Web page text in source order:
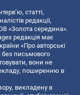
статті,
редакції,
«Золота середина».
редакція має
«Про авторські
без письмового
вони не
поширенню в
викладену в